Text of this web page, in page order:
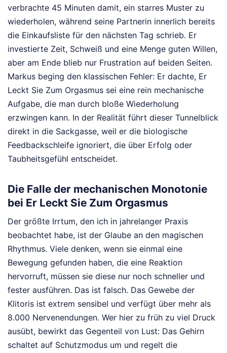
verbrachte 45 Minuten damit, ein starres Muster zu
wiederholen, während seine Partnerin innerlich bereits
die Einkaufsliste für den nächsten Tag schrieb. Er
investierte Zeit, Schweiß und eine Menge guten Willen,
aber am Ende blieb nur Frustration auf beiden Seiten.
Markus beging den klassischen Fehler: Er dachte, Er
Leckt Sie Zum Orgasmus sei eine rein mechanische
Aufgabe, die man durch bloße Wiederholung
erzwingen kann. In der Realität führt dieser Tunnelblick
direkt in die Sackgasse, weil er die biologische
Feedbackschleife ignoriert, die über Erfolg oder
Taubheitsgefühl entscheidet.
Die Falle der mechanischen Monotonie
bei Er Leckt Sie Zum Orgasmus
Der größte Irrtum, den ich in jahrelanger Praxis
beobachtet habe, ist der Glaube an den magischen
Rhythmus. Viele denken, wenn sie einmal eine
Bewegung gefunden haben, die eine Reaktion
hervorruft, müssen sie diese nur noch schneller und
fester ausführen. Das ist falsch. Das Gewebe der
Klitoris ist extrem sensibel und verfügt über mehr als
8.000 Nervenendungen. Wer hier zu früh zu viel Druck
ausübt, bewirkt das Gegenteil von Lust: Das Gehirn
schaltet auf Schutzmodus um und regelt die